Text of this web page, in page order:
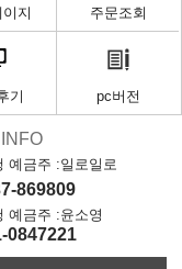
지 주문조회
기 pc버전
예금주 :일로일로
869809
예금주 :윤소영
0847221